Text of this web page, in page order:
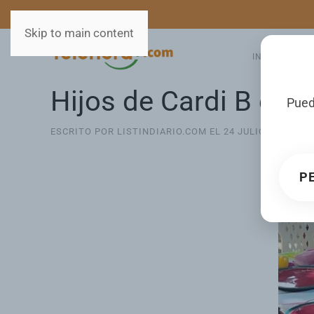
Skip to main content
INICIO
Hijos de Cardi B
ESCRITO POR LISTINDIARIO.COM EL 24 JULIO 2025